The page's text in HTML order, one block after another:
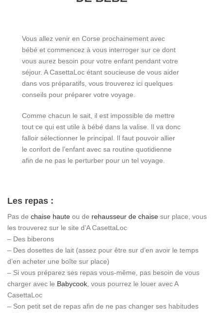
Vous allez venir en Corse prochainement avec
bébé et commencez à vous interroger sur ce dont
vous aurez besoin pour votre enfant pendant votre
séjour. A CasettaLoc étant soucieuse de vous aider
dans vos préparatifs, vous trouverez ici quelques
conseils pour préparer votre voyage.
Comme chacun le sait, il est impossible de mettre
tout ce qui est utile à bébé dans la valise. Il va donc
falloir sélectionner le principal. Il faut pouvoir allier
le confort de l’enfant avec sa routine quotidienne
afin de ne pas le perturber pour un tel voyage.
Les repas :
Pas de chaise haute ou de rehausseur de chaise sur place, vous
les trouverez sur le site d’A CasettaLoc
– Des biberons
– Des dosettes de lait (assez pour être sur d’en avoir le temps
d’en acheter une boîte sur place)
– Si vous préparez ses repas vous-même, pas besoin de vous
charger avec le Babycook , vous pourrez le louer avec A
CasettaLoc
– Son petit set de repas afin de ne pas changer ses habitudes